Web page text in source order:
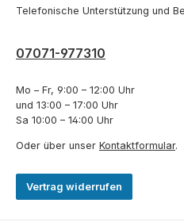
Telefonische Unterstützung und
07071-977310
Mo – Fr, 9:00 – 12:00 Uhr
und 13:00 – 17:00 Uhr
Sa 10:00 – 14:00 Uhr
Oder über unser Kontaktformular.
Vertrag widerrufen